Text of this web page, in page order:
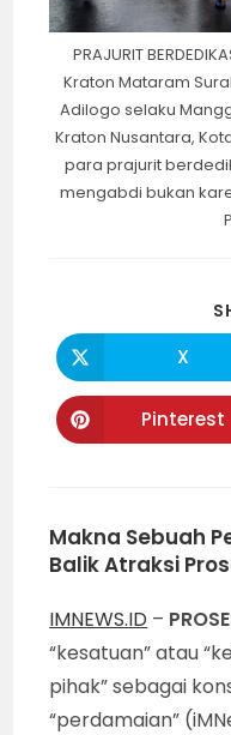
PRAJURIT
Kraton Mataram
Adilogo selaku
Kraton Nusantara,
para prajurit
mengabdi bukan
Opens
in
a
new
window
X
Opens
in
Pinterest
Makna Sebuah
Balik Atraksi
IMNEWS.ID –
“kesatuan” atau
pihak” sebagai
“perdamaian”